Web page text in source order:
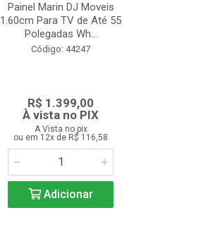
Painel Marin DJ Moveis
1.60cm Para TV de Até 55
Polegadas Wh...
Código: 44247
R$ 1.399,00
À vista no PIX
A Vista no pix
ou em 12x de R$ 116,58
Adicionar